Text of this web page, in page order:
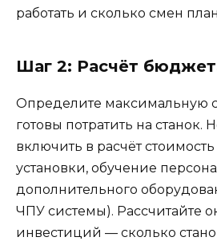
работать и сколько смен
Шаг 2: Расчёт
Определите максимальную
готовы потратить на станок.
включить в расчёт
установки, обучение
дополнительного
ЧПУ системы). Рассчитайте
инвестиций — сколько